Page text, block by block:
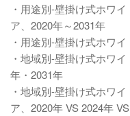
・用途別-壁掛け式ホワ
ア、2020年～2031年
・用途別-壁掛け式ホワ
・地域別-壁掛け式ホワ
年・2031年
・地域別-壁掛け式ホワ
ア、2020年 VS 2024年